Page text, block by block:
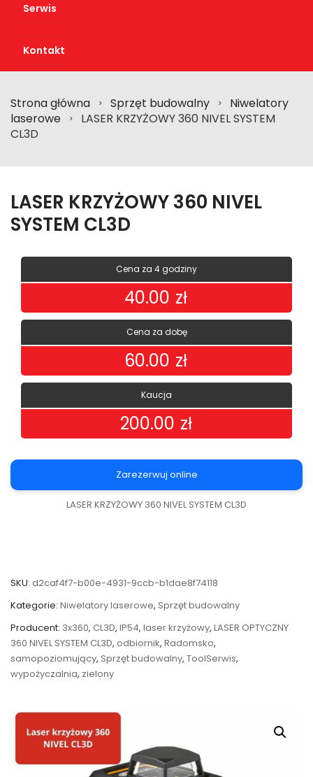
Serwis
Kontakt
Strona główna > Sprzęt budowalny >
Niwelatory
laserowe
>
LASER KRZYŻOWY 360 NIVEL SYSTEM
CL3D
LASER KRZYŻOWY 360 NIVEL
SYSTEM CL3D
Cena za 4 godziny
40.00 zł
Cena za dobę
60.00 zł
Kaucja
200.00 zł
Zarezerwuj online
LASER KRZYŻOWY 360 NIVEL SYSTEM CL3D
SKU: d2caf4f7-b00e-4931-9ccb-b1dae8f74118
Kategorie: Niwelatory laserowe, Sprzęt budowalny
Producent: 3x360, CL3D, IP54, laser krzyżowy, LASER OPTYCZNY
360 NIVEL SYSTEM CL3D, odbiornik, Radomsko,
samopoziomujący, Sprzęt budowalny, ToolSerwis,
wypożyczalnia, zielony